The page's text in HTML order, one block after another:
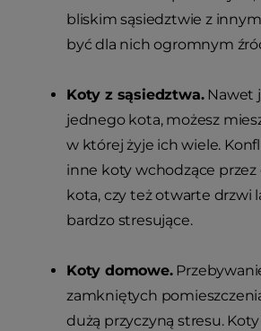
bliskim sąsiedztwie z
być dla nich ogromnym
Koty z sąsiedztwa.Nawet
jednego kota, możesz
w której żyje ich wiele.
inne koty wchodzące przez
kota, czy też otwarte drzwi
bardzo stresujące.
Koty domowe.
zamkniętych
dużą przyczyną stresu.